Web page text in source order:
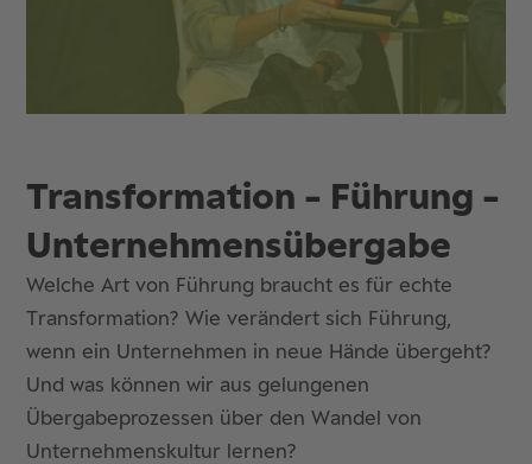
Transformation - Führung -
Unternehmensübergabe
Welche Art von Führung braucht es für echte
Transformation? Wie verändert sich Führung,
wenn ein Unternehmen in neue Hände übergeht?
Und was können wir aus gelungenen
Übergabeprozessen über den Wandel von
Unternehmenskultur lernen?